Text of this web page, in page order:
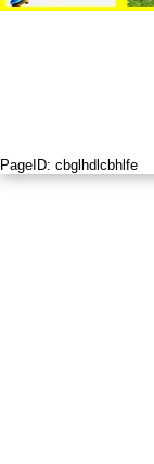
PageID: cbglhdlcbhlfe